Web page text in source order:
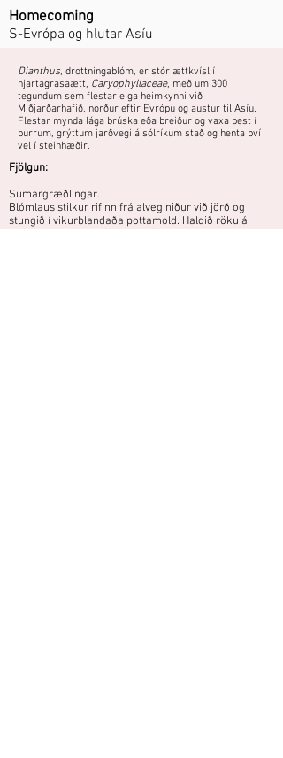
Homecoming
S-Evrópa og hlutar Asíu
Dianthus, drottningablóm, er stór ættkvísl í
hjartagrasaætt, Caryophyllaceae, með um 300
tegundum sem flestar eiga heimkynni við
Miðjarðarhafið, norður eftir Evrópu og austur til Asíu.
Flestar mynda lága brúska eða breiður og vaxa best í
þurrum, grýttum jarðvegi á sólríkum stað og henta því
vel í steinhæðir.
Fjölgun:
Sumargræðlingar.
Blómlaus stilkur rifinn frá alveg niður við jörð og
stungið í vikurblandaða pottamold. Haldið röku á